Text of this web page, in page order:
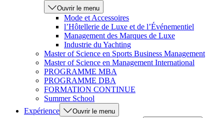
Ouvrir le menu
Mode et Accessoires
l’Hôtellerie de Luxe et de l’Événementiel
Management des Marques de Luxe
Industrie du Yachting
Master of Science en Sports Business Management
Master of Science en Management International
PROGRAMME MBA
PROGRAMME DBA
FORMATION CONTINUE
Summer School
Expérience
Ouvrir le menu